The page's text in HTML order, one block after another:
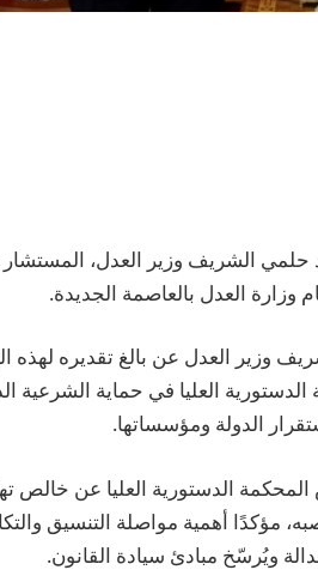
2026، المستشار محمود حلمي الشريف وزير العدل،
وزارة العدل بالعاصمة الجديدة.
وزير العدل عن بالغ تقديره لهذه
العليا في حماية الشرعية
الدولة ومؤسساتها.
الدستورية العليا عن خالص
مؤكدًا أهمية مواصلة التنسيق
ويُرسّخ مبادئ سيادة القانون.